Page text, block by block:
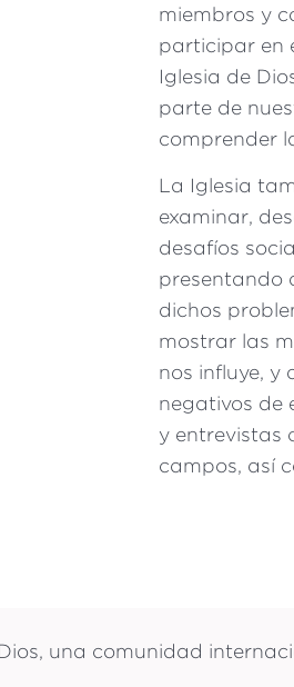
miembros y
participar en
Iglesia de
parte de
comprender
La Iglesia
examinar,
desafíos
presentando
dichos
mostrar las
nos influye, y
negativos de
y entrevistas
campos, así
una comunidad